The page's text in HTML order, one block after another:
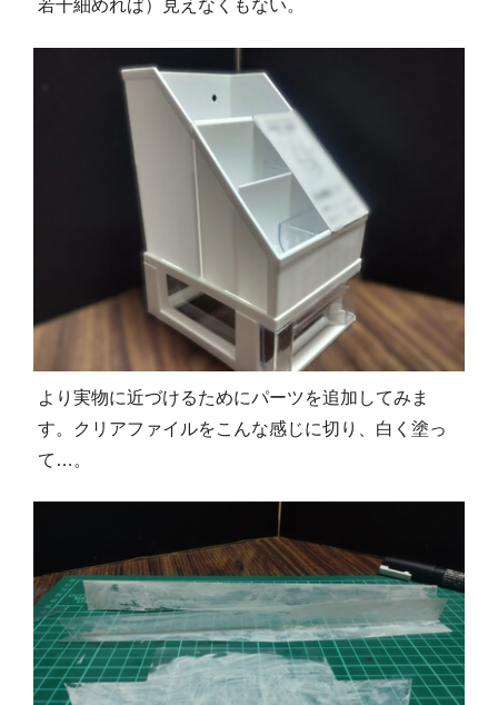
若干細めれば）見えなくもない。
より実物に近づけるためにパーツを追加してみま
す。クリアファイルをこんな感じに切り、白く塗っ
て…。